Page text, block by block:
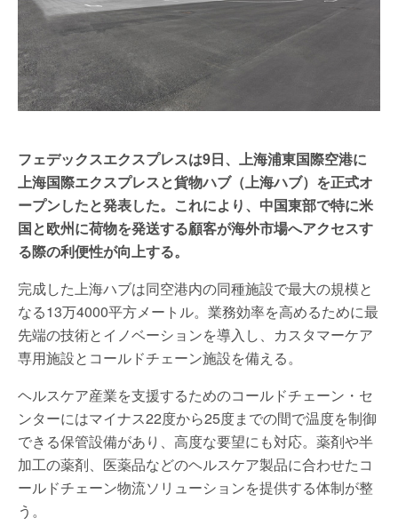
フェデックスエクスプレスは9日、上海浦東国際空港に
上海国際エクスプレスと貨物ハブ（上海ハブ）を正式オ
ープンしたと発表した。これにより、中国東部で特に米
国と欧州に荷物を発送する顧客が海外市場へアクセスす
る際の利便性が向上する。
完成した上海ハブは同空港内の同種施設で最大の規模と
なる13万4000平方メートル。業務効率を高めるために最
先端の技術とイノベーションを導入し、カスタマーケア
専用施設とコールドチェーン施設を備える。
ヘルスケア産業を支援するためのコールドチェーン・セ
ンターにはマイナス22度から25度までの間で温度を制御
できる保管設備があり、高度な要望にも対応。薬剤や半
加工の薬剤、医薬品などのヘルスケア製品に合わせたコ
ールドチェーン物流ソリューションを提供する体制が整
う。